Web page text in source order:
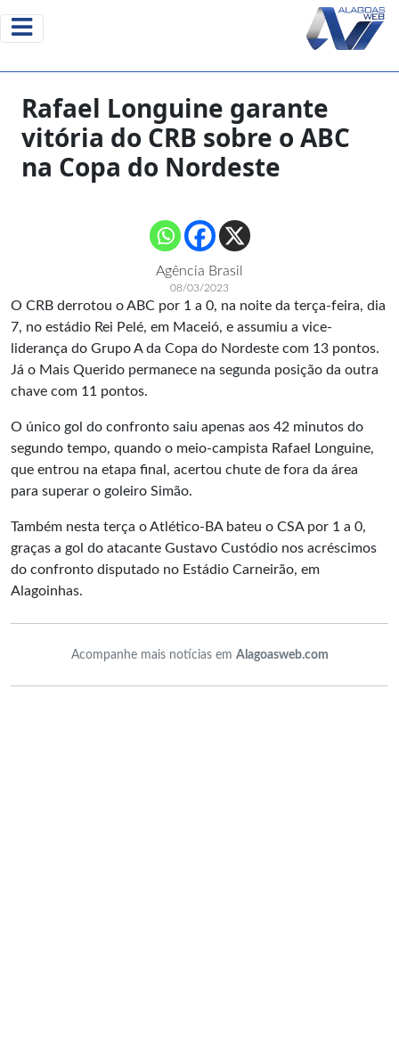
Rafael Longuine garante
vitória do CRB sobre o ABC
na Copa do Nordeste
Agência Brasil
08/03/2023
O CRB derrotou o ABC por 1 a 0, na noite da terça-feira, dia
7, no estádio Rei Pelé, em Maceió, e assumiu a vice-
liderança do Grupo A da Copa do Nordeste com 13 pontos.
Já o Mais Querido permanece na segunda posição da outra
chave com 11 pontos.
O único gol do confronto saiu apenas aos 42 minutos do
segundo tempo, quando o meio-campista Rafael Longuine,
que entrou na etapa final, acertou chute de fora da área
para superar o goleiro Simão.
Também nesta terça o Atlético-BA bateu o CSA por 1 a 0,
graças a gol do atacante Gustavo Custódio nos acréscimos
do confronto disputado no Estádio Carneirão, em
Alagoinhas.
Acompanhe mais notícias em Alagoasweb.com